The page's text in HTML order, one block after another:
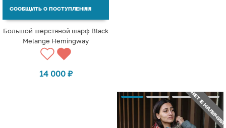
СООБЩИТЬ О ПОСТУПЛЕНИИ
Большой шерстяной шарф Black
Melange Hemingway
14 000 ₽
НЕТ В НАЛИЧИИ